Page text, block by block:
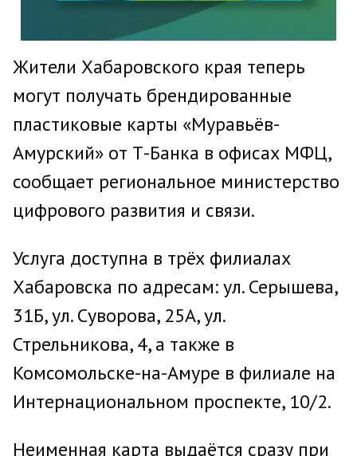
Жители Хабаровского края теперь
могут получать брендированные
пластиковые карты «Муравьёв-
Амурский» от Т-Банка в офисах МФЦ,
сообщает региональное министерство
цифрового развития и связи.
Услуга доступна в трёх филиалах
Хабаровска по адресам: ул. Серышева,
31Б, ул. Суворова, 25А, ул.
Стрельникова, 4, а также в
Комсомольске-на-Амуре в филиале на
Интернациональном проспекте, 10/2.
Неименная карта выдаётся сразу при